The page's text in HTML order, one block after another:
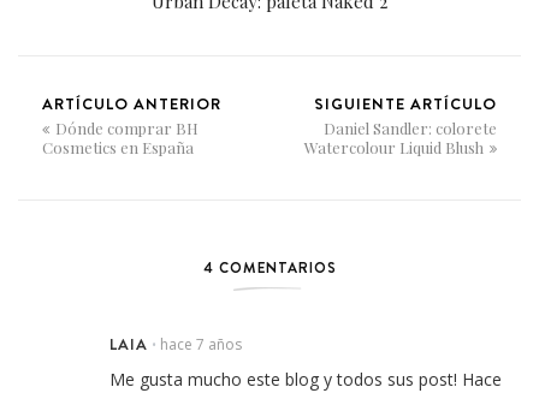
ARTÍCULO ANTERIOR
Dónde comprar BH
Cosmetics en España
SIGUIENTE ARTÍCULO
Daniel Sandler: colorete
Watercolour Liquid Blush
4 COMENTARIOS
LAIA • hace 7 años
Me gusta mucho este blog y todos sus post! Hace